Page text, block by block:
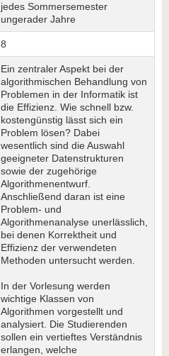
jedes Sommersemester
ungerader Jahre
8
Ein zentraler Aspekt bei der
algorithmischen Behandlung von
Problemen in der Informatik ist
die Effizienz. Wie schnell bzw.
kostengünstig lässt sich ein
Problem lösen? Dabei
wesentlich sind die Auswahl
geeigneter Datenstrukturen
sowie der zugehörige
Algorithmenentwurf.
Anschließend daran ist eine
Problem- und
Algorithmenanalyse unerlässlich,
bei denen Korrektheit und
Effizienz der verwendeten
Methoden untersucht werden.
In der Vorlesung werden
wichtige Klassen von
Algorithmen vorgestellt und
analysiert. Die Studierenden
sollen ein vertieftes Verständnis
erlangen, welche